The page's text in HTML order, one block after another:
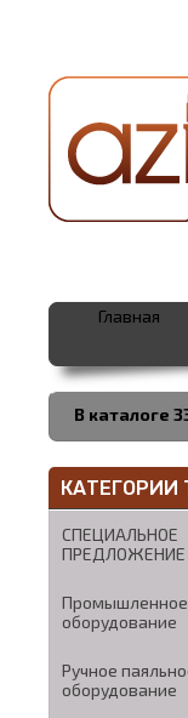
В каталоге
Главная
КАТЕГОРИИ
СПЕЦИАЛЬНОЕ
ПРЕДЛОЖЕНИЕ
Промышленное
оборудование
Ручное
оборудование